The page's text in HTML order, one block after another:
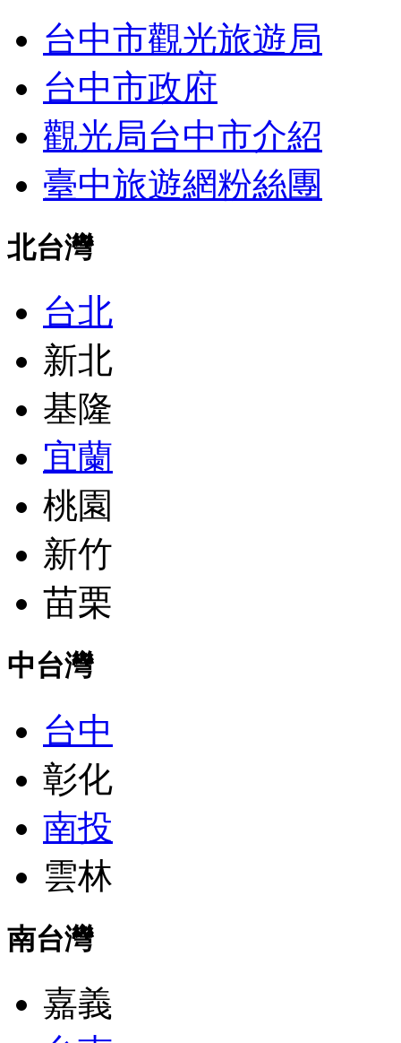
台中市觀光旅遊局
台中市政府
觀光局台中市介紹
臺中旅遊網粉絲團
北台灣
台北
新北
基隆
宜蘭
桃園
新竹
苗栗
中台灣
台中
彰化
南投
雲林
南台灣
嘉義